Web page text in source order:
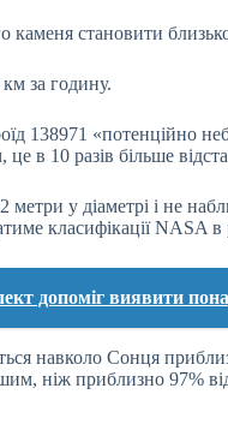
каменя становити
за годину.
138971 «потенційно
в 10 разів більше
у діаметрі і не
класифікації NASA в
допоміг виявити
навколо Сонця
ніж приблизно 97%